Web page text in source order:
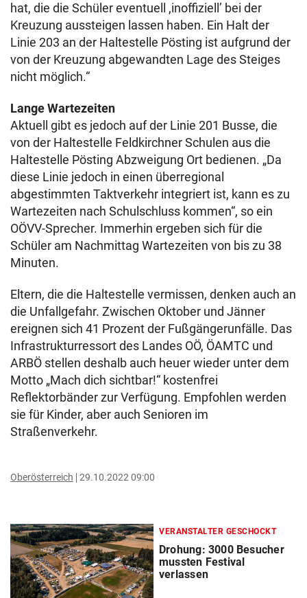
hat, die die Schüler eventuell ,inoffiziell’ bei der
Kreuzung aussteigen lassen haben. Ein Halt der
Linie 203 an der Haltestelle Pösting ist aufgrund der
von der Kreuzung abgewandten Lage des Steiges
nicht möglich.“
Lange Wartezeiten
Aktuell gibt es jedoch auf der Linie 201 Busse, die
von der Haltestelle Feldkirchner Schulen aus die
Haltestelle Pösting Abzweigung Ort bedienen. „Da
diese Linie jedoch in einen überregional
abgestimmten Taktverkehr integriert ist, kann es zu
Wartezeiten nach Schulschluss kommen“, so ein
OÖVV-Sprecher. Immerhin ergeben sich für die
Schüler am Nachmittag Wartezeiten von bis zu 38
Minuten.
Eltern, die die Haltestelle vermissen, denken auch an
die Unfallgefahr. Zwischen Oktober und Jänner
ereignen sich 41 Prozent der Fußgängerunfälle. Das
Infrastrukturressort des Landes OÖ, ÖAMTC und
ARBÖ stellen deshalb auch heuer wieder unter dem
Motto „Mach dich sichtbar!“ kostenfrei
Reflektorbänder zur Verfügung. Empfohlen werden
sie für Kinder, aber auch Senioren im
Straßenverkehr.
Oberösterreich 29.10.2022 09:00
VERANSTALTER GESCHOCKT
Drohung: 3000 Besucher
mussten Festival
verlassen